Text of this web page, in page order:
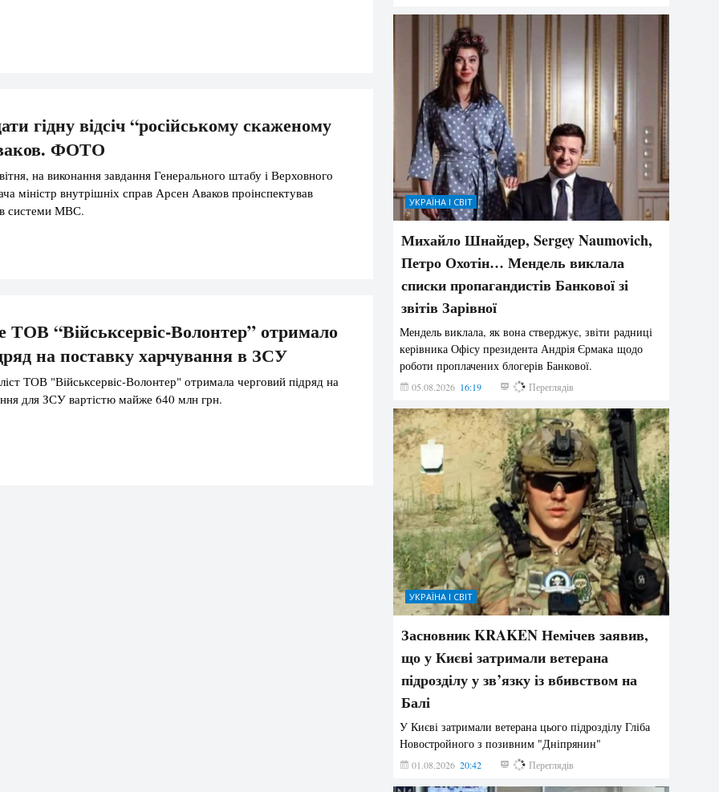
гідну відсіч “російському скаженому
ФОТО
на виконання завдання Генерального штабу і Верховного
міністр внутрішніх справ Арсен Аваков проінспектував
системи МВС.
ТОВ “Військсервіс-Волонтер” отримало
на поставку харчування в ЗСУ
ТОВ "Військсервіс-Волонтер" отримала черговий підряд на
для ЗСУ вартістю майже 640 млн грн.
УКРАЇНА І СВІТ
Михайло Шнайдер, Sergey Naumovich,
Петро Охотін… Мендель виклала
списки пропагандистів Банкової зі
звітів Зарівної
Мендель виклала, як вона стверджує, звіти радниці
керівника Офісу президента Андрія Єрмака щодо
роботи проплачених блогерів Банкової.
05.08.2026 16:19 234 Переглядів
УКРАЇНА І СВІТ
Засновник KRAKEN Немічев заявив,
що у Києві затримали ветерана
підрозділу у зв’язку із вбивством на
Балі
У Києві затримали ветерана цього підрозділу Гліба
Новостройного з позивним "Дніпрянин"
01.08.2026 20:42 199 Переглядів